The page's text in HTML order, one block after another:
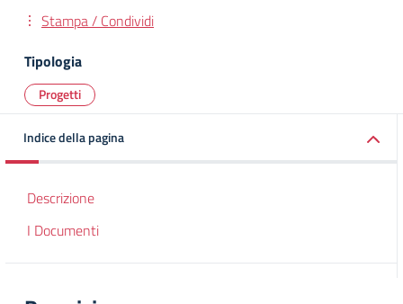
Stampa / Condividi
Tipologia
Progetti
Indice della pagina
Descrizione
I Documenti